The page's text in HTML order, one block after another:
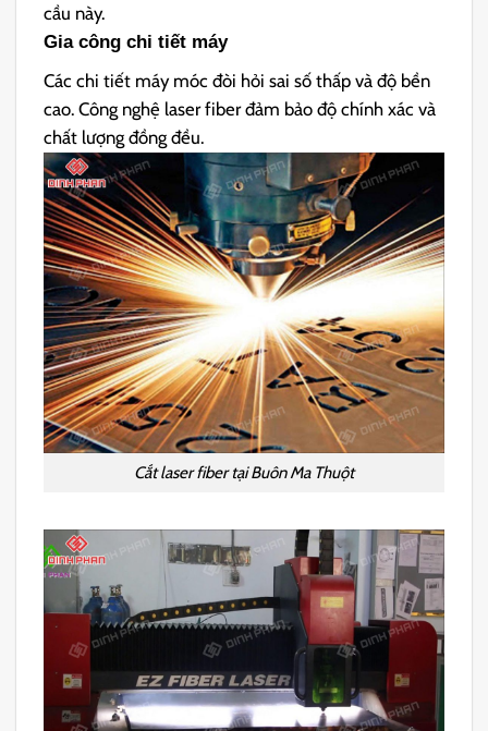
cầu này.
Gia công chi tiết máy
Các chi tiết máy móc đòi hỏi sai số thấp và độ bền
cao. Công nghệ laser fiber đảm bảo độ chính xác và
chất lượng đồng đều.
Cắt laser fiber tại Buôn Ma Thuột